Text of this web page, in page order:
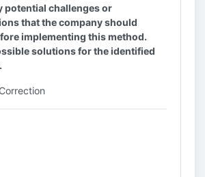
potential challenges or
that the company should
implementing this method.
solutions for the identified